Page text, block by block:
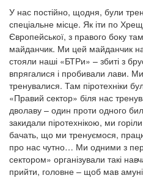
У нас постійно, щодня, були
спеціальне місце. Як іти по
Європейської, з правого боку
майданчик. Ми цей майданчик
стояли наші «БТРи» – збиті з
впрягалися і пробивали лави.
тренувалися. Там піротехніки
«Правий сектор» біля нас
дволаву – один проти одного
закидали піротехнікою, ми
бачать, що ми тренуємося,
про нас чутно… Ми одними з
сектором» організували такі
прийти, головне – щоб мав